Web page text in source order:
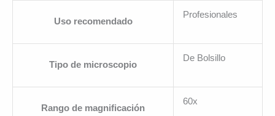
Uso recomendado
Profesionales
Tipo de microscopio
De Bolsillo
Rango de magnificación
60x